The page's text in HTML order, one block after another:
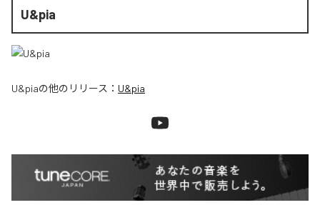
U&pia
U&piaの他のリリース： U&pia